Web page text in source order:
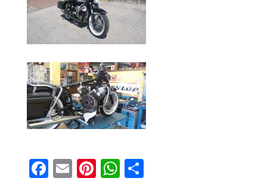
Fa E
Pi
W